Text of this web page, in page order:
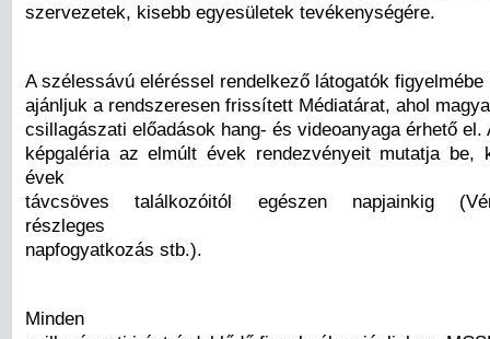
szervezetek, kisebb egyesületek tevékenységére.
A szélessávú eléréssel rendelkező látogatók figyelmébe
ajánljuk a rendszeresen frissített Médiatárat, ahol
csillagászati előadások hang- és videoanyaga érhető el.
képgaléria az elmúlt évek rendezvényeit mutatja be,
évek
távcsöves találkozóitól egészen napjainkig
részleges
napfogyatkozás stb.).
Minden